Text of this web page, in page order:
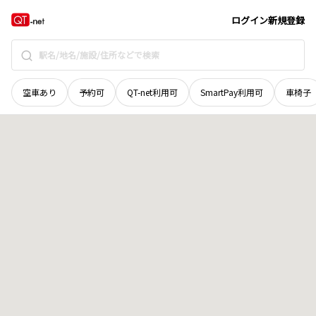
ログイン新規登録
空車あり 予約可 QT-net利用可 SmartPay利用可 車椅子
鳥取県